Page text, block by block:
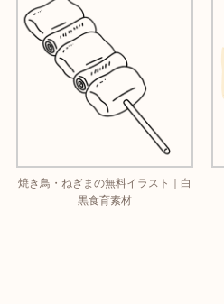
焼き鳥・ねぎまの無料イラスト｜白
黒食育素材